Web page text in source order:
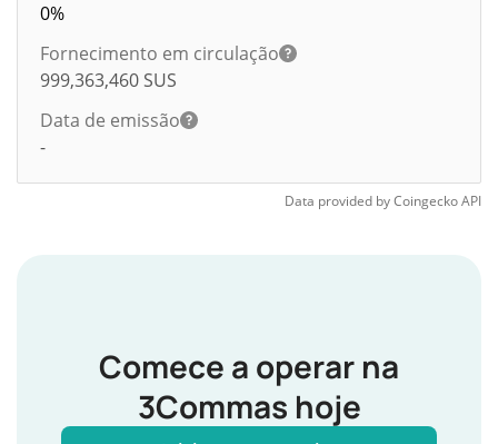
0%
Fornecimento em circulação
999,363,460 SUS
Data de emissão
-
Data provided byCoingeckoAPI
Comece a operar na
3Commas hoje